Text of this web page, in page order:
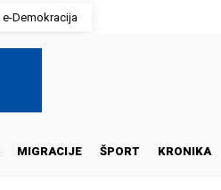
e-Demokracija
MIGRACIJE ŠPORT KRONIKA